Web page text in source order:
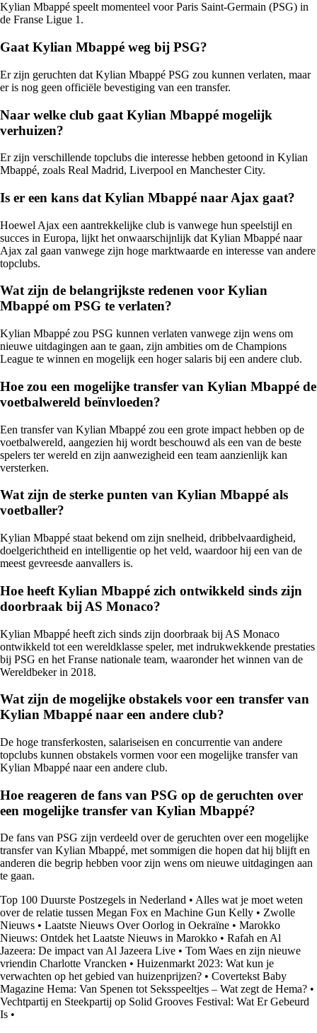
Kylian Mbappé speelt momenteel voor Paris Saint-Germain (PSG) in
de Franse Ligue 1.
Gaat Kylian Mbappé weg bij PSG?
Er zijn geruchten dat Kylian Mbappé PSG zou kunnen verlaten, maar
er is nog geen officiële bevestiging van een transfer.
Naar welke club gaat Kylian Mbappé mogelijk
verhuizen?
Er zijn verschillende topclubs die interesse hebben getoond in Kylian
Mbappé, zoals Real Madrid, Liverpool en Manchester City.
Is er een kans dat Kylian Mbappé naar Ajax gaat?
Hoewel Ajax een aantrekkelijke club is vanwege hun speelstijl en
succes in Europa, lijkt het onwaarschijnlijk dat Kylian Mbappé naar
Ajax zal gaan vanwege zijn hoge marktwaarde en interesse van andere
topclubs.
Wat zijn de belangrijkste redenen voor Kylian
Mbappé om PSG te verlaten?
Kylian Mbappé zou PSG kunnen verlaten vanwege zijn wens om
nieuwe uitdagingen aan te gaan, zijn ambities om de Champions
League te winnen en mogelijk een hoger salaris bij een andere club.
Hoe zou een mogelijke transfer van Kylian Mbappé de
voetbalwereld beïnvloeden?
Een transfer van Kylian Mbappé zou een grote impact hebben op de
voetbalwereld, aangezien hij wordt beschouwd als een van de beste
spelers ter wereld en zijn aanwezigheid een team aanzienlijk kan
versterken.
Wat zijn de sterke punten van Kylian Mbappé als
voetballer?
Kylian Mbappé staat bekend om zijn snelheid, dribbelvaardigheid,
doelgerichtheid en intelligentie op het veld, waardoor hij een van de
meest gevreesde aanvallers is.
Hoe heeft Kylian Mbappé zich ontwikkeld sinds zijn
doorbraak bij AS Monaco?
Kylian Mbappé heeft zich sinds zijn doorbraak bij AS Monaco
ontwikkeld tot een wereldklasse speler, met indrukwekkende prestaties
bij PSG en het Franse nationale team, waaronder het winnen van de
Wereldbeker in 2018.
Wat zijn de mogelijke obstakels voor een transfer van
Kylian Mbappé naar een andere club?
De hoge transferkosten, salariseisen en concurrentie van andere
topclubs kunnen obstakels vormen voor een mogelijke transfer van
Kylian Mbappé naar een andere club.
Hoe reageren de fans van PSG op de geruchten over
een mogelijke transfer van Kylian Mbappé?
De fans van PSG zijn verdeeld over de geruchten over een mogelijke
transfer van Kylian Mbappé, met sommigen die hopen dat hij blijft en
anderen die begrip hebben voor zijn wens om nieuwe uitdagingen aan
te gaan.
Top 100 Duurste Postzegels in Nederland • Alles wat je moet weten
over de relatie tussen Megan Fox en Machine Gun Kelly • Zwolle
Nieuws • Laatste Nieuws Over Oorlog in Oekraïne • Marokko
Nieuws: Ontdek het Laatste Nieuws in Marokko • Rafah en Al
Jazeera: De impact van Al Jazeera Live • Tom Waes en zijn nieuwe
vriendin Charlotte Vrancken • Huizenmarkt 2023: Wat kun je
verwachten op het gebied van huizenprijzen? • Covertekst Baby
Magazine Hema: Van Spenen tot Seksspeeltjes – Wat zegt de Hema? •
Vechtpartij en Steekpartij op Solid Grooves Festival: Wat Er Gebeurd
Is •